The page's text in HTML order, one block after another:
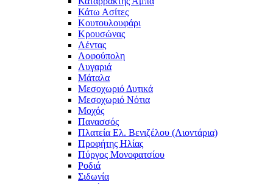
Κάτω Ασίτες
Κουτουλουφάρι
Κρουσώνας
Λέντας
Λοφούπολη
Λυγαριά
Μάταλα
Μεσοχωριό Δυτικά
Μεσοχωριό Νότια
Μοχός
Πανασσός
Πλατεία Ελ. Βενιζέλου (Λιοντάρια)
Προφήτης Ηλίας
Πύργος Μονοφατσίου
Ροδιά
Σιδωνία